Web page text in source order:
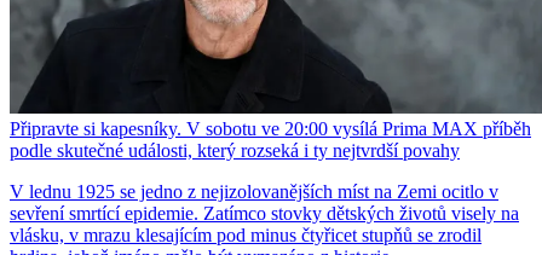
Připravte si kapesníky. V sobotu ve 20:00 vysílá Prima MAX příběh
podle skutečné události, který rozseká i ty nejtvrdší povahy
V lednu 1925 se jedno z nejizolovanějších míst na Zemi ocitlo v
sevření smrtící epidemie. Zatímco stovky dětských životů visely na
vlásku, v mrazu klesajícím pod minus čtyřicet stupňů se zrodil